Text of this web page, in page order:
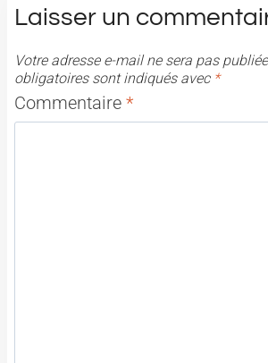
Laisser un
Votre adresse e-mail ne sera pas publiée.
obligatoires sont indiqués avec *
Commentaire *